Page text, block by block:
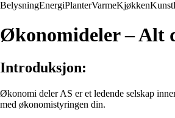
BelysningEnergiPlanterVarmeKjøkkenKunst
Økonomideler – Alt
Introduksjon:
Økonomi deler AS er et ledende selskap
med økonomistyringen din.